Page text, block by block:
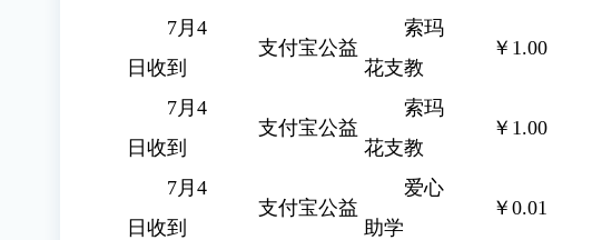
7月4
日收到
支付宝公益
索玛
花支教
￥1.00
7月4
日收到
支付宝公益
索玛
花支教
￥1.00
7月4
日收到
支付宝公益
爱心
助学
￥0.01